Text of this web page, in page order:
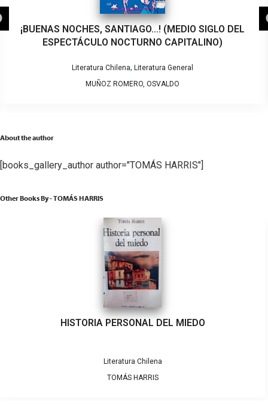
¡BUENAS NOCHES, SANTIAGO…! (MEDIO SIGLO DEL
ESPECTÁCULO NOCTURNO CAPITALINO)
Literatura Chilena, Literatura General
MUÑOZ ROMERO, OSVALDO
About the author
[books_gallery_author author="TOMÁS HARRIS"]
Other Books By - TOMÁS HARRIS
HISTORIA PERSONAL DEL MIEDO
Literatura Chilena
TOMÁS HARRIS